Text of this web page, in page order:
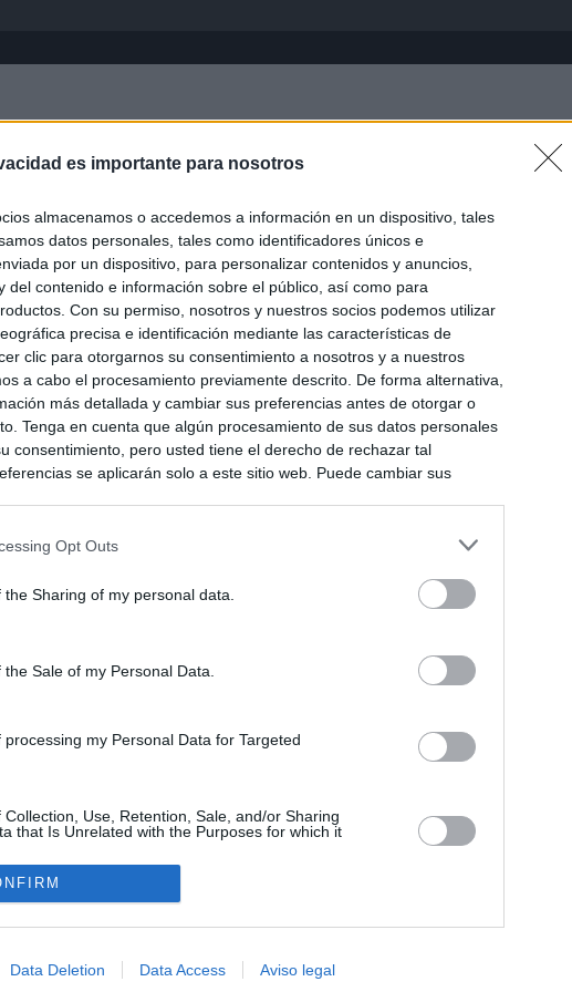
es importante para nosotros
almacenamos o accedemos a información en un dispositivo, tales
datos personales, tales como identificadores únicos e
por un dispositivo, para personalizar contenidos y anuncios,
del contenido e información sobre el público, así como para
Con su permiso, nosotros y nuestros socios podemos utilizar
precisa e identificación mediante las características de
clic para otorgarnos su consentimiento a nosotros y a nuestros
a cabo el procesamiento previamente descrito. De forma alternativa,
más detallada y cambiar sus preferencias antes de otorgar o
Tenga en cuenta que algún procesamiento de sus datos personales
consentimiento, pero usted tiene el derecho de rechazar tal
se aplicarán solo a este sitio web. Puede cambiar sus
Opt Outs
Sharing of my personal data.
Sale of my Personal Data.
my Personal Data for Targeted
Use, Retention, Sale, and/or Sharing
that Is Unrelated with the Purposes for which it
Data Deletion Data Access Aviso legal
Inicio Latinoamérica
por la compra del ático: "Lo que no se dice es
destinar directamente la venta del ático de
de la inmobiliaria a la estimación de venta
de Alcalá por la filtración de informes
Ayuso
los grupos de WhatsApp, Facebook e Instagram
a Ceuta desde Marruecos para el 15 de agosto
es la puerta de
Navega por las portadas de
del otro extremo del mundo.